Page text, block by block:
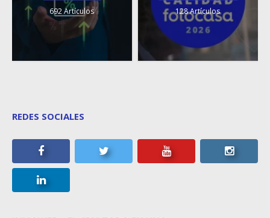
692 Artículos 128 Artículos
REDES SOCIALES